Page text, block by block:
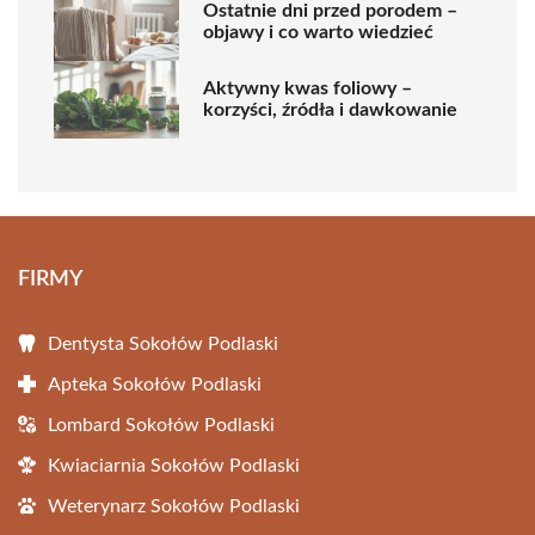
Ostatnie dni przed porodem –
objawy i co warto wiedzieć
Aktywny kwas foliowy –
korzyści, źródła i dawkowanie
FIRMY
Dentysta Sokołów Podlaski
Apteka Sokołów Podlaski
Lombard Sokołów Podlaski
Kwiaciarnia Sokołów Podlaski
Weterynarz Sokołów Podlaski